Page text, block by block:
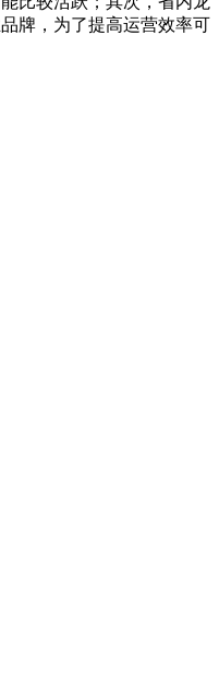
牌，为了提高运营效率可